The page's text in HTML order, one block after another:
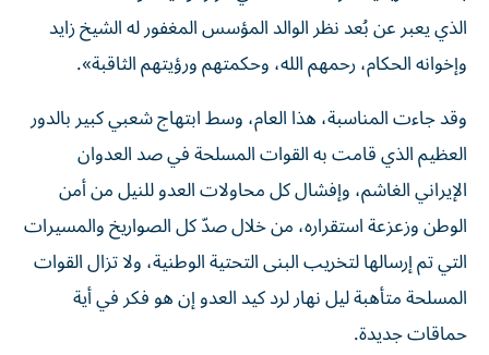
الذي يعبر عن بُعد نظر الوالد المؤسس المغفور له الشيخ زايد
وإخوانه الحكام، رحمهم الله، وحكمتهم ورؤيتهم الثاقبة».
وقد جاءت المناسبة، هذا العام، وسط ابتهاج شعبي كبير بالدور
العظيم الذي قامت به القوات المسلحة في صد العدوان
الإيراني الغاشم، وإفشال كل محاولات العدو للنيل من أمن
الوطن وزعزعة استقراره، من خلال صدّ كل الصواريخ والمسيرات
التي تم إرسالها لتخريب البنى التحتية الوطنية، ولا تزال القوات
المسلحة متأهبة ليل نهار لرد كيد العدو إن هو فكر في أية
حماقات جديدة.